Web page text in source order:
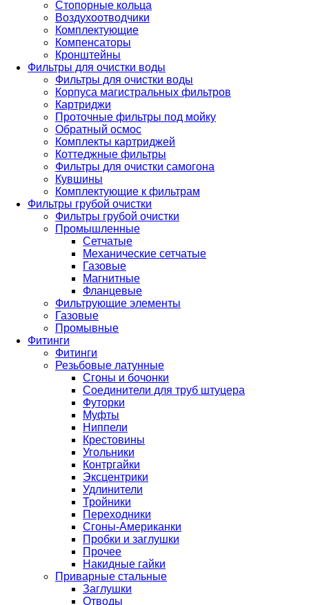
Стопорные кольца
Воздухоотводчики
Комплектующие
Компенсаторы
Кронштейны
Фильтры для очистки воды
Фильтры для очистки воды
Корпуса магистральных фильтров
Картриджи
Проточные фильтры под мойку
Обратный осмос
Комплекты картриджей
Коттеджные фильтры
Фильтры для очистки самогона
Кувшины
Комплектующие к фильтрам
Фильтры грубой очистки
Фильтры грубой очистки
Промышленные
Сетчатые
Механические сетчатые
Газовые
Магнитные
Фланцевые
Фильтрующие элементы
Газовые
Промывные
Фитинги
Фитинги
Резьбовые латунные
Сгоны и бочонки
Соединители для труб штуцера
Футорки
Муфты
Ниппели
Крестовины
Угольники
Контргайки
Эксцентрики
Удлинители
Тройники
Переходники
Сгоны-Американки
Пробки и заглушки
Прочее
Накидные гайки
Приварные стальные
Заглушки
Отводы